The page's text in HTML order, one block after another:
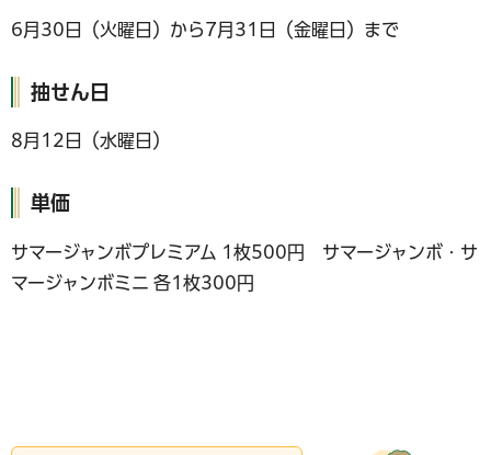
6月30日（火曜日）から7月31日（金曜日）まで
抽せん日
8月12日（水曜日）
単価
サマージャンボプレミアム 1枚500円 サマージャンボ・サ
マージャンボミニ 各1枚300円